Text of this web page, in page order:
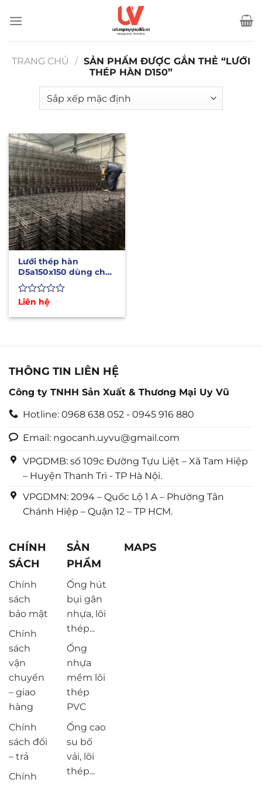
qua
TRANG CHỦ
/ SẢN PHẨM ĐƯỢC GẮN THẺ “LƯỚI
THÉP HÀN D150”
Lưới thép hàn
D5a150x150 dùng cho
sàn nền móng nhà
xưởng
Được
hạng
Liên hệ
THÔNG TIN LIÊN HỆ
Công ty TNHH Sản Xuất & Thương Mại Uy Vũ
Hotline: 0968 638 052 - 0945 916 880
Email: ngocanh.uyvu@gmail.com
VPGDMB: số 109c Đường Tựu Liệt – Xã Tam Hiệp
– Huyện Thanh Trì - TP Hà Nội.
VPGDMN: 2094 – Quốc Lộ 1 A – Phường Tân
Chánh Hiệp – Quận 12 – TP HCM.
CHÍNH
SÁCH
Chính
sách
bảo mật
Chính
sách
vận
chuyển
– giao
hàng
Chính
sách đổi
– trả
Chính
SẢN
PHẨM
Ống hút
bụi gân
nhựa, lõi
thép...
Ống
nhựa
mềm lõi
thép
PVC
Ống cao
su bố
vải, lõi
thép...
MAPS